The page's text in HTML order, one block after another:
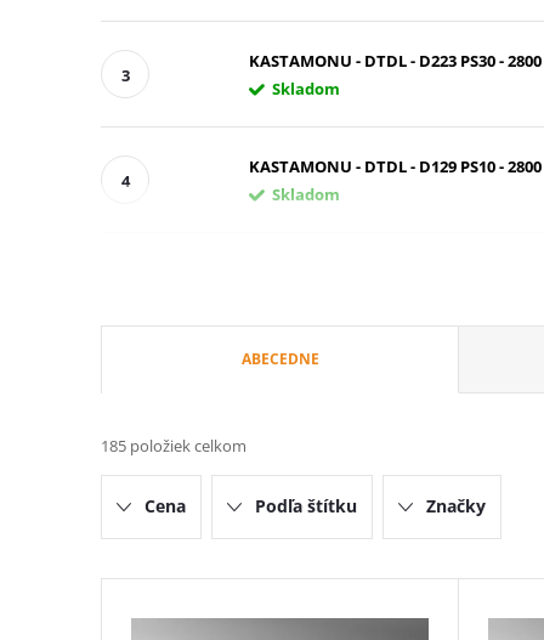
KASTAMONU - DTDL - D223 PS30 -
Skladom
KASTAMONU - DTDL - D129 PS10 -
Skladom
a
d
e
n
ABECEDNE
185 položiek celkom
Cena Podľa štítku Značky
V